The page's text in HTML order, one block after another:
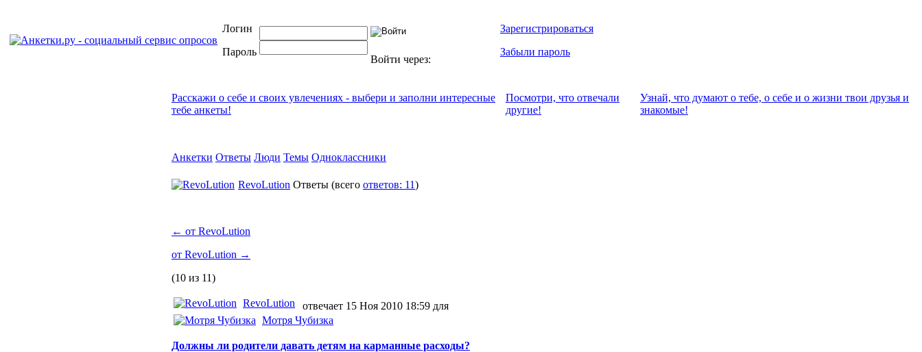
Логин
Пароль
Войти через:
Зарегистрироваться
Забыли пароль
Расскажи о себе и своих увлечениях - выбери и заполни интересные
тебе анкеты!
Посмотри, что отвeчали
другие!
Узнай, что думают о тебе, о себе и о жизни твои друзья и
знакомые!
Анкетки Ответы Люди Темы Одноклассники
RevoLution Ответы (всего ответов: 11)
← от RevoLution
от RevoLution →
(10 из 11)
RevoLution
отвечает 15 Ноя 2010 18:59 для
Мотря Чубизка
Должны ли родители давать детям на карманные расходы?